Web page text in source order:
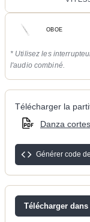
OBOE
* Utilisez les
l'audio combiné.
Télécharger la
Danza
Générer code
Télécharger